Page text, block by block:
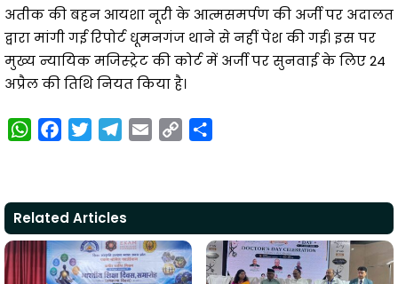
अतीक की बहन आयशा नूरी के आत्मसमर्पण की अर्जी पर अदालत
द्वारा मांगी गई रिपोर्ट धूमनगंज थाने से नहीं पेश की गई। इस पर
मुख्य न्यायिक मजिस्ट्रेट की कोर्ट में अर्जी पर सुनवाई के लिए 24
अप्रैल की तिथि नियत किया है।
W
t
s
A
p
e
b
o
o
t
t
e
r
e
g
r
a
i
y
i
n
r
Related Articles